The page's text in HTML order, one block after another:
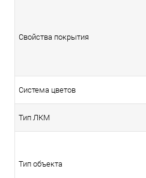
Свойства покрытия
Система цветов
Тип ЛКМ
Тип объекта